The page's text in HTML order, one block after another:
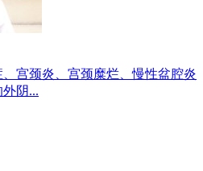
宫颈炎、宫颈糜烂、慢性盆腔炎
阴...